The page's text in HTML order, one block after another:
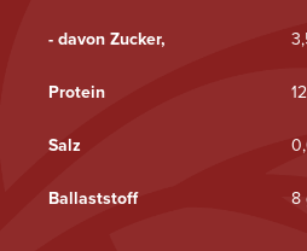
- davon Zucker,
Protein
Salz
Ballaststoff 8